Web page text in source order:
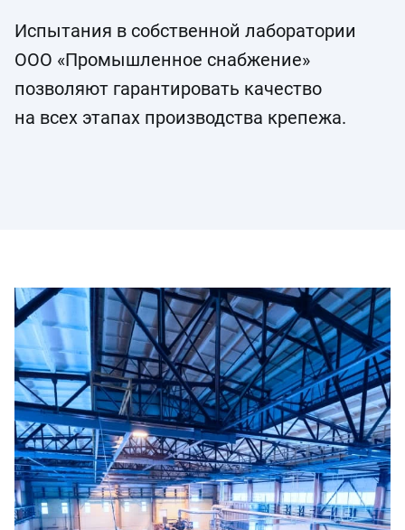
Испытания в собственной лаборатории
ООО «Промышленное снабжение»
позволяют гарантировать качество
на всех этапах производства крепежа.